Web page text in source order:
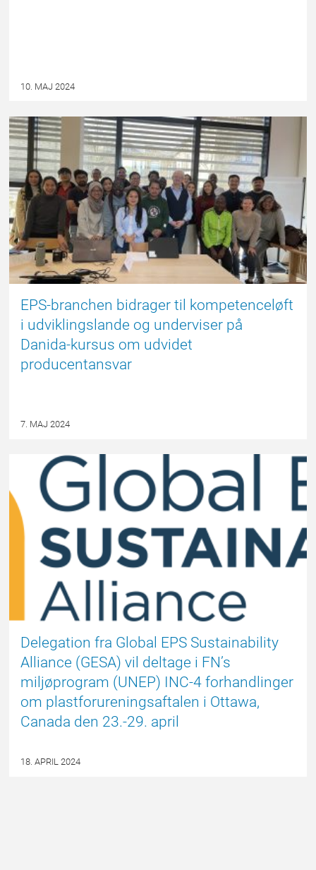
10. MAJ 2024
EPS-branchen bidrager til kompetenceløft
i udviklingslande og underviser på
Danida-kursus om udvidet
producentansvar
7. MAJ 2024
EPSBLOGGEN
Delegation fra Global EPS Sustainability
Alliance (GESA) vil deltage i FN’s
miljøprogram (UNEP) INC-4 forhandlinger
om plastforureningsaftalen i Ottawa,
Canada den 23.-29. april
18. APRIL 2024
EPSBLOGGEN